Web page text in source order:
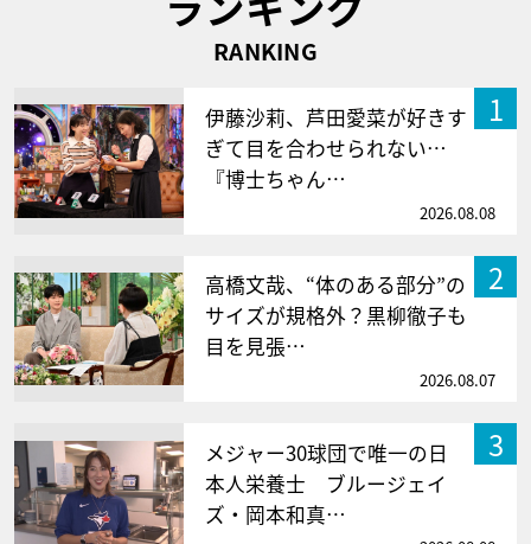
RANKING
1
伊藤沙莉、芦田愛菜が好きす
ぎて目を合わせられない…
『博士ちゃん…
2026.08.08
2
高橋文哉、“体のある部分”の
サイズが規格外？黒柳徹子も
目を見張…
2026.08.07
3
メジャー30球団で唯一の日
本人栄養士 ブルージェイ
ズ・岡本和真…